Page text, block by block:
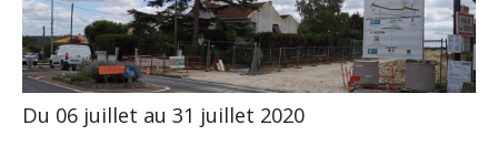
Du 06 juillet au 31 juillet 2020